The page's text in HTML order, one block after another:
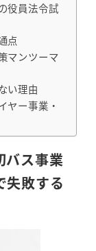
役員法令試
点
マンツーマ
い理由
ヤー事業・
バス事業
失敗する